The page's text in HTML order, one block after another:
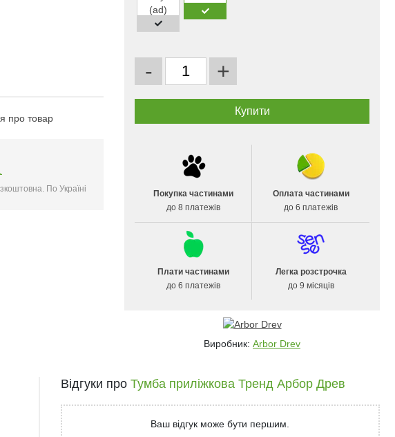
про товар
По Україні
- +
Покупка частинами
до 8 платежів
Оплата частинами
до 6 платежів
Плати частинами
до 6 платежів
Легка розстрочка
до 9 місяців
Виробник: Arbor Drev
Відгуки про Тумба приліжкова Тренд Арбор Древ
Ваш відгук може бути першим.